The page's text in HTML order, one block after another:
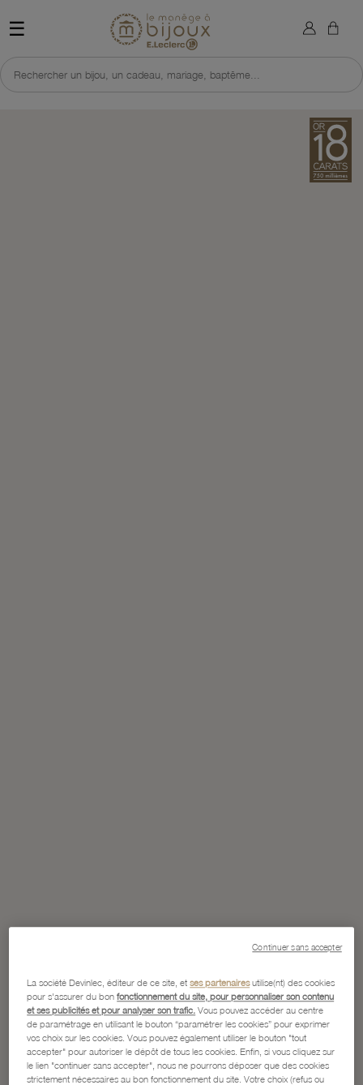
☰ Retour à l'accueil du site
Rechercher un bijou, un cadeau, mariage, baptême...
×
La société Devinlec, éditeur de ce site, etses partenairesutilise(nt) des cookies
pour s'assurer du bonfonctionnement du site, pour personnaliser son contenu
et ses publicités et pour analyser son trafic. Vous pouvez accéder au centre
de paramétrage en utilisant le bouton “paramétrer les cookies” pour exprimer
vos choix sur les cookies. Vous pouvez également utiliser le bouton "tout
accepter" pour autoriser le dépôt de tous les cookies. Enfin, si vous cliquez sur
le lien "continuer sans accepter", nous ne pourrons déposer que des cookies
strictement nécessaires au bon fonctionnement du site. Votre choix (refus ou
Continuer sans accepter